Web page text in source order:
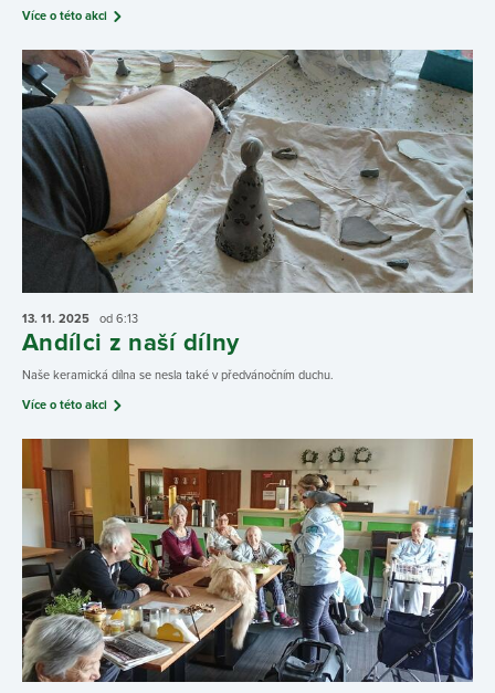
Více o této akci
13. 11. 2025 od 6:13
Andílci z naší dílny
Naše keramická dílna se nesla také v předvánočním duchu.
Více o této akci